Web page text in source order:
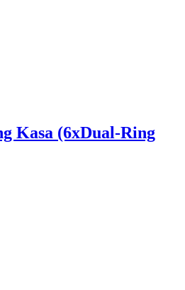
Kasa (6xDual-Ring